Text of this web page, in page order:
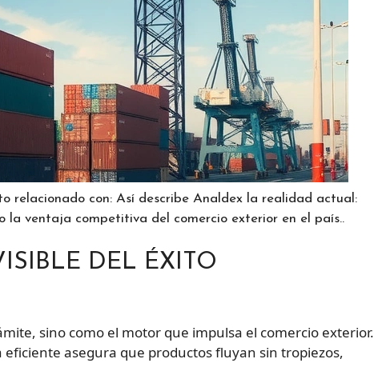
relacionado con: Así describe Analdex la realidad actual:
la ventaja competitiva del comercio exterior en el país..
DEL ÉXITO
sino como el motor que impulsa el comercio exterior.
asegura que productos fluyan sin tropiezos,